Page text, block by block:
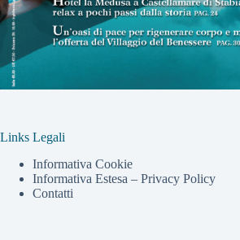
Links Legali
Informativa Cookie
Informativa Estesa – Privacy Policy
Contatti